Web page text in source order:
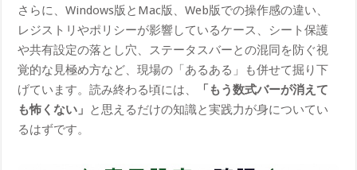
さらに、Windows版とMac版、Web版での操作感の違い、
レジストリやポリシーが影響しているケース、シート保護
や共有設定の落とし穴、ステータスバーとの混同を防ぐ視
覚的な見極め方など、現場の「あるある」も併せて掘り下
げています。読み終わる頃には、
「もう数式バーが消えて
も怖くない」 と思えるだけの知識と実践力が身についてい
るはずです。